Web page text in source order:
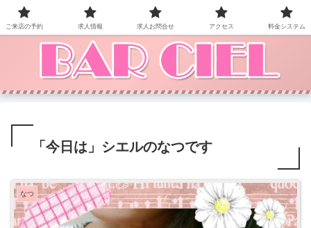
BAR CIEL！ご来店お待ちしています。
「今日は」シエルのなつです
なつ
ご来店の予約 求人情報 求人お問合せ アクセス 料金システム